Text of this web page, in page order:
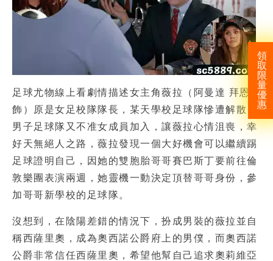
領
取
限
量
優
惠
足球尤物線上看劇情描述女主角薇拉（阿曼達 拜恩斯
飾）原是女足校隊隊長，某天學校足球隊慘遭解散，
男子足球隊 又不准女成員加入，讓薇拉心情沮喪，幸
好天無絕人之路，薇拉發現一個大好機會可以繼續踢
足球證明自己，因她的雙胞胎哥哥賽巴斯丁要前往倫
敦樂團表演兩週，她靈機一動決定頂替哥哥身份，參
加哥哥新學校的足球隊。
沒想到，在陰陽差錯的情況下，扮成男裝的薇拉並自
稱西薩里奧，成為奧西諾公爵府上的男僕，而奧西諾
公爵非常信任西薩里奧，希望他幫自己追求奧莉維亞